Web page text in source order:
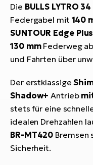
Die BULLS LYTRO
Federgabel mit 140
SUNTOUR Edge
130 mmFederweg
und Fahrten über
Der erstklassige
Shadow+ Antrieb
stets für eine
idealen Drehzahlen
BR-MT420 Bremsen
Sicherheit.